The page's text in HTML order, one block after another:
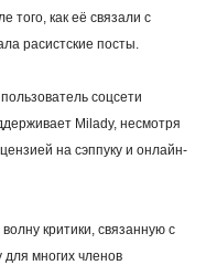
того, как её связали с
расистские посты.
соцсети
Milady, несмотря
на сэппуку и онлайн-
критики, связанную с
многих членов